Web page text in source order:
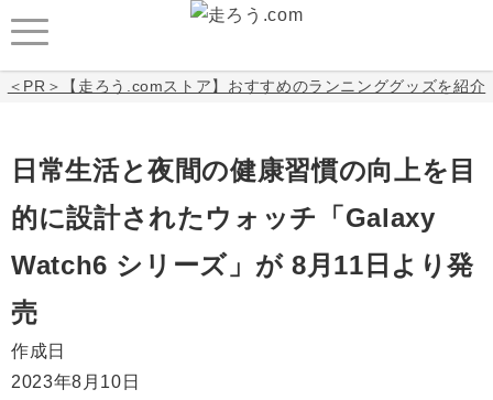
＜PR＞【走ろう.comストア】おすすめのランニンググッズを紹介
日常生活と夜間の健康習慣の向上を目
的に設計されたウォッチ「Galaxy
Watch6 シリーズ」が 8月11日より発
売
作成日
2023年8月10日